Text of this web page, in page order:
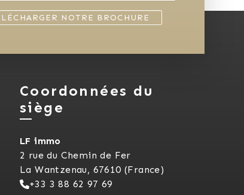
NOTRE BROCHURE
Coordonnées du
siège
LF immo
2 rue du Chemin de Fer
La Wantzenau, 67610 (France)
+33 3 88 62 97 69